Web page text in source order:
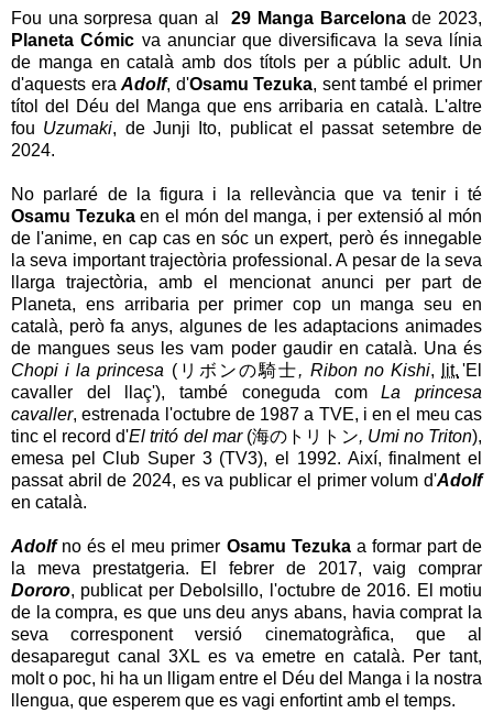
Fou una sorpresa quan al29 Manga Barcelonade 2023,
Planeta Cómic va anunciar que diversificava la seva línia
de manga en català amb dos títols per a públic adult. Un
d'aquests era Adolf, d'Osamu Tezuka, sent també el primer
títol del Déu del Manga que ens arribaria en català. L'altre
fou Uzumaki, de Junji Ito, publicat el passat setembre de
2024.
No parlaré de la figura i la rellevància que va tenir i té
Osamu Tezukaen el món del manga, i per extensió al món
de l'anime, en cap cas en sóc un expert, però és innegable
la seva important trajectòria professional. A pesar de la seva
llarga trajectòria, amb el mencionat anunci per part de
Planeta, ens arribaria per primer cop un manga seu en
català, però fa anys, algunes de les adaptacions animades
de mangues seus les vam poder gaudir en català. Una és
Chopi i la princesa (リボンの騎士, Ribon no Kishi, lit. 'El
cavaller del llaç'), també coneguda comLa princesa
cavaller, estrenada l'octubre de 1987 a TVE, i en el meu cas
tinc el record d'El tritó del mar (海のトリトン, Umi no Triton),
emesa pel Club Super 3 (TV3), el 1992. Així, finalment el
passat abril de 2024, es va publicar el primer volum d'Adolf
en català.
Adolfno és el meu primer Osamu Tezukaa formar part de
la meva prestatgeria. El febrer de 2017, vaig comprar
Dororo, publicat per Debolsillo, l'octubre de 2016. El motiu
de la compra, es que uns deu anys abans, havia comprat la
seva corresponent versió cinematogràfica, que al
desaparegut canal 3XL es va emetre en català. Per tant,
molt o poc, hi ha un lligam entre el Déu del Manga i la nostra
llengua, que esperem que es vagi enfortint amb el temps.